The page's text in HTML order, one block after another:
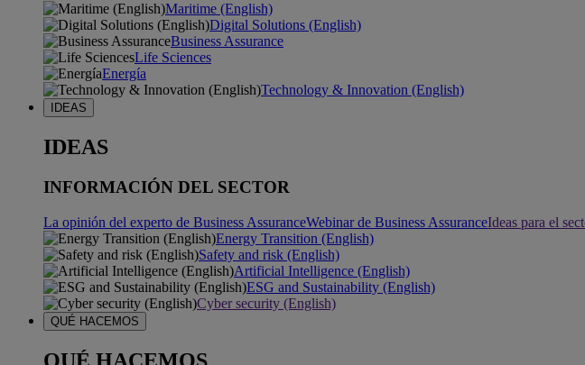
Maritime (English)
Digital Solutions (English)
Business Assurance
Life Sciences
Energía
Technology & Innovation (English)
IDEAS
IDEAS
INFORMACIÓN DEL SECTOR
La opinión del experto de Business AssuranceWebinar de Business AssuranceIdeas para el
Energy Transition (English)
Safety and risk (English)
Artificial Intelligence (English)
ESG and Sustainability (English)
Cyber security (English)
QUÉ HACEMOS